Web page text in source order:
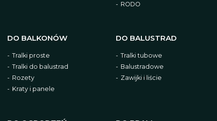
RODO
DO BALKONÓW
Tralki proste
Tralki do balustrad
Rozety
Kraty i panele
DO BALUSTRAD
Tralki tubowe
Balustradowe
Zawijki i liście